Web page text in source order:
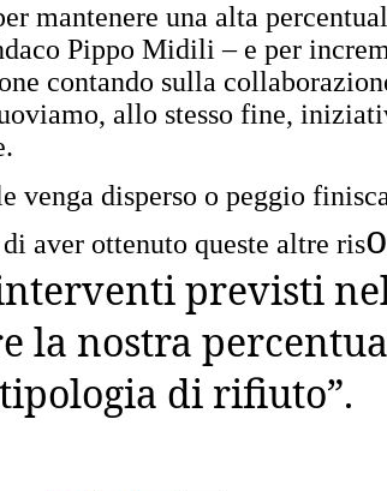
mantenere una alta
Pippo Midili – e per
contando sulla
allo stesso fine,
venga disperso o peggio
aver ottenuto queste altre ris
previsti
la nostra
di rifiuto”.